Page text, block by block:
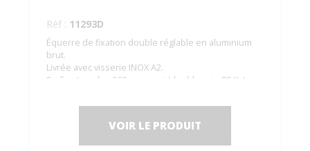
Réf : 11293D
Équerre de fixation double réglable en aluminium
brut.
Livrée avec visserie INOX A2.
Se fixe tous les 660 mm maxi (double voie 80 Kg).
VOIR LE PRODUIT